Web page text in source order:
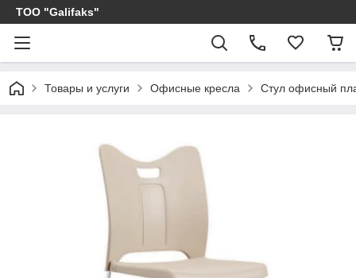
ТОО "Galifaks"
Товары и услуги Офисные кресла Стул офисный